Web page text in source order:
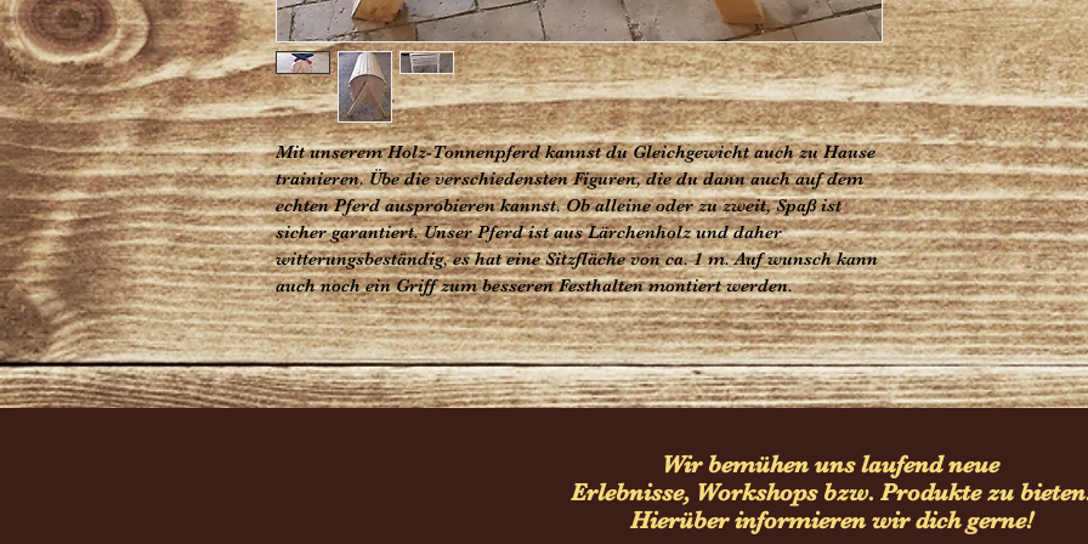
Mit unserem Holz-Tonnenpferd kannst du Gleichgewicht auch zu Hause
trainieren. Übe die verschiedensten Figuren, die du dann auch auf dem
echten Pferd ausprobieren kannst. Ob alleine oder zu zweit, Spaß ist
sicher garantiert. Unser Pferd ist aus Lärchenholz und daher
witterungsbeständig, es hat eine Sitzfläche von ca. 1 m. Auf wunsch kann
auch noch ein Griff zum besseren Festhalten montiert werden.
Wir bemühen uns laufend neue
Erlebnisse, Workshops bzw. Produkte zu
Hierüber informieren wir dich gerne!